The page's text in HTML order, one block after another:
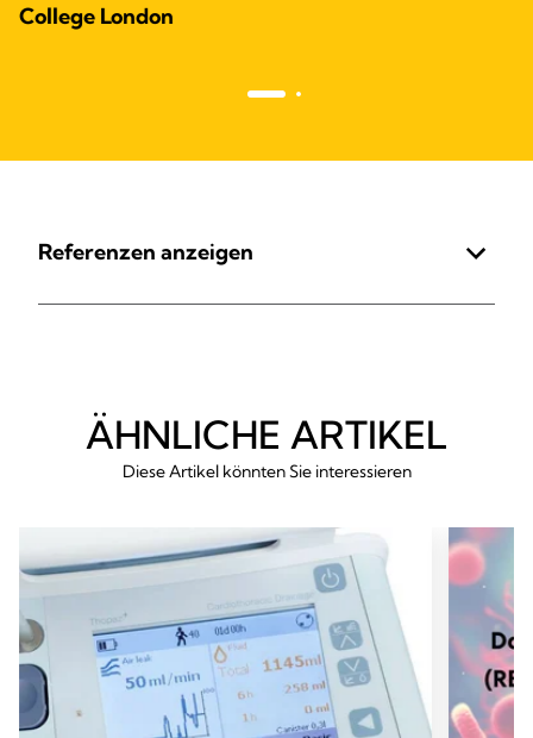
College London
Referenzen anzeigen
ÄHNLICHE ARTIKEL
Diese Artikel könnten Sie interessieren